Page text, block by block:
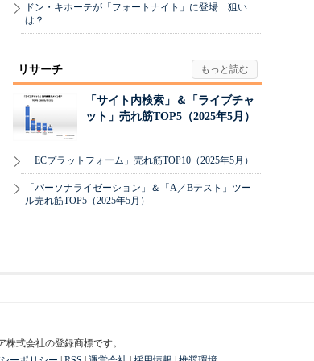
ドン・キホーテが「フォートナイト」に登場 狙い
は？
リサーチ
「サイト内検索」＆「ライブチャ
ット」売れ筋TOP5（2025年5月）
「ECプラットフォーム」売れ筋TOP10（2025年5月）
「パーソナライゼーション」＆「A／Bテスト」ツー
ル売れ筋TOP5（2025年5月）
株式会社の登録商標です。